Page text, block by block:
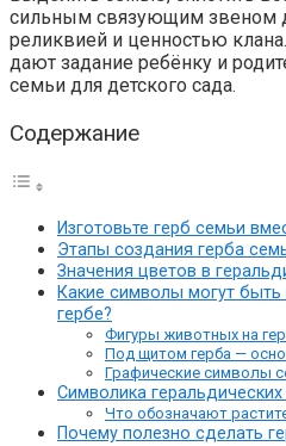
сильным связующим звеном
реликвией и ценностью
дают задание ребёнку и
семьи для детского сада.
Содержание
Изготовьте герб семьи
Этапы создания герба
Значения цветов в
Какие символы могут
гербе?
Фигуры животных на
Под щитом герба —
Графические символы
Символика геральдических
Что обозначают
Почему полезно сделать